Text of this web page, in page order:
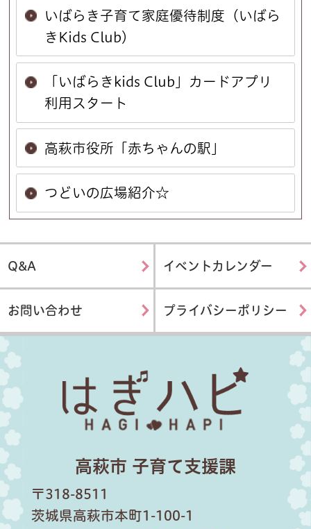
いばらき子育て家庭優待制度（いばら
きKids Club）
「いばらきkids Club」カードアプリ
利用スタート
高萩市役所「赤ちゃんの駅」
つどいの広場紹介☆
Q&A イベントカレンダー
お問い合わせ プライバシーポリシー
はぎハピ
高萩市 子育て支援課
〒318-8511
茨城県高萩市本町1-100-1